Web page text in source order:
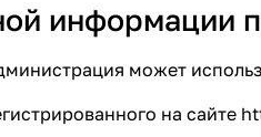
информации
может
на сайте